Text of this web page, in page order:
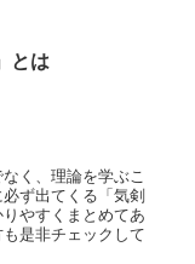
とは
く、理論を学ぶこ
ず出てくる「気剣
やすくまとめてあ
是非チェックして